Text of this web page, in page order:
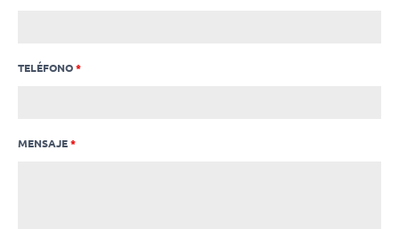
TELÉFONO*
MENSAJE*